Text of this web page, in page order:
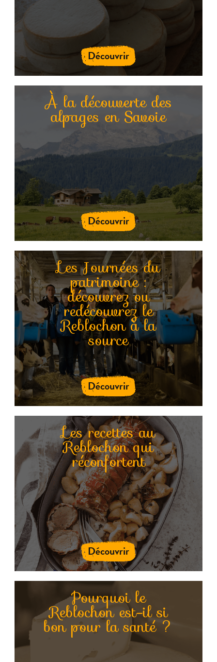
Découvrir
À la découverte des
alpages en Savoie
Découvrir
Les Journées du
patrimoine :
découvrez ou
redécouvrez le
Reblochon à la
source
Découvrir
Les recettes au
Reblochon qui
réconfortent
Découvrir
Pourquoi le
Reblochon est-il si
bon pour la santé ?